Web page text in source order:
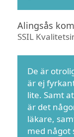
Alingsås
SSIL
De är
är ej
lite. Samt
är det
läkare,
med något